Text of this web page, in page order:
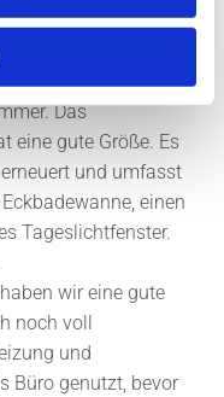
Dort
ca. 11 m² und
für
Das
eine gute Größe. Es
und umfasst
einen
Tageslichtfenster.
wir eine gute
noch voll
und
Büro genutzt, bevor